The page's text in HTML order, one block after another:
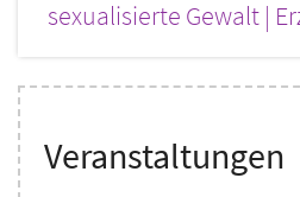
sexualisierte Gewalt |
Veranstaltungen